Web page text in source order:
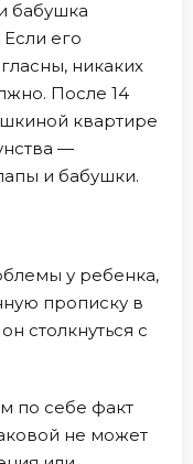
бабушка
его
никаких
После 14
квартире
—
и бабушки.
у ребенка,
прописку в
столкнуться с
по себе факт
не может